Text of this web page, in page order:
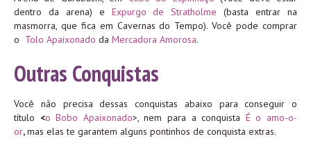
dentro da arena) e Expurgo de Stratholme (basta entrar na
masmorra, que fica em Cavernas do Tempo). Você pode comprar
o Tolo Apaixonado da Mercadora Amorosa.
Outras Conquistas
Você não precisa dessas conquistas abaixo para conseguir o
título <o Bobo Apaixonado>, nem para a conquista É o amo-o-
or,mas elas te garantem alguns pontinhos de conquista extras.